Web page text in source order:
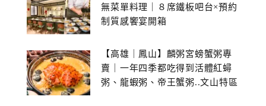
無菜單料理｜８席鐵板吧台×預約
制質感饗宴開箱
【高雄｜鳳山】麟粥宮螃蟹粥專
賣｜一年四季都吃得到活體紅蟳
粥、龍蝦粥、帝王蟹粥..文山特區